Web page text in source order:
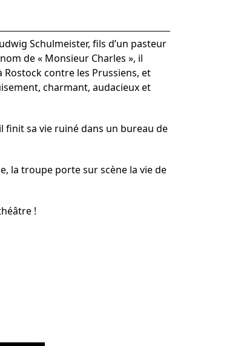
im Europäischen Forum am Rhein
BAden ALsace
Schulmeister, fils d’un pasteur
de « Monsieur Charles », il
contre les Prussiens, et
charmant, audacieux et
finit sa vie ruiné dans un bureau de
la troupe porte sur scène la vie de
!